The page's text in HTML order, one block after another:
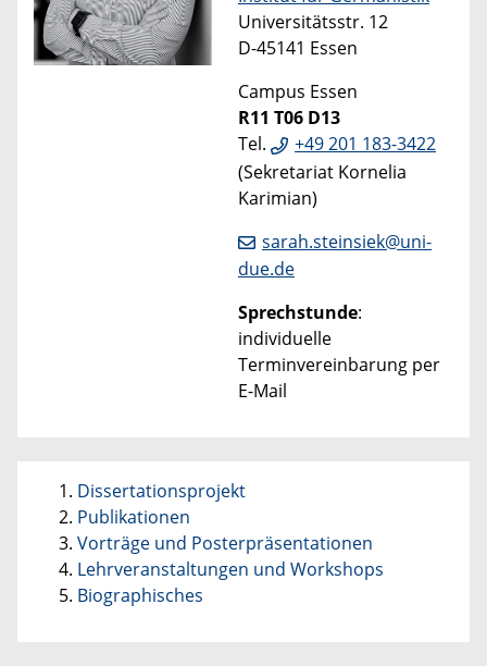
Universitätsstr. 12
D-45141 Essen
Campus Essen
R11 T06 D13
Tel.
+49 201 183-3422
(Sekretariat Kornelia
Karimian)
sarah.steinsiek@uni-
due.de
Sprechstunde:
individuelle
Terminvereinbarung per
E-Mail
Dissertationsprojekt
Publikationen
Vorträge und Posterpräsentationen
Lehrveranstaltungen und Workshops
Biographisches